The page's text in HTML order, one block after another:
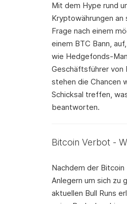
Mit dem Hype rund
Kryptowährungen an
Frage nach einem
einem BTC Bann,
wie Hedgefonds-
Geschäftsführer von
stehen die Chancen
Schicksal treffen,
beantworten.
Bitcoin Verbot -
Nachdem der
Anlegern um sich zu
aktuellen Bull Runs